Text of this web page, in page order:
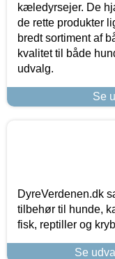
kæledyrsejer. De
de rette produkter
bredt sortiment af
kvalitet til både
udvalg.
Se
DyreVerdenen.dk
tilbehør til hunde,
fisk, reptiller og
Se